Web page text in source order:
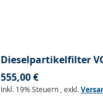
Dieselpartikelfilter
555,00 €
Inkl. 19% Steuern ,exkl.